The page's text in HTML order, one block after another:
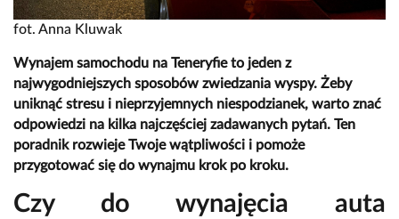
fot. Anna Kluwak
Wynajem samochodu na Teneryfie to jeden z
najwygodniejszych sposobów zwiedzania wyspy. Żeby
uniknąć stresu i nieprzyjemnych niespodzianek, warto znać
odpowiedzi na kilka najczęściej zadawanych pytań. Ten
poradnik rozwieje Twoje wątpliwości i pomoże
przygotować się do wynajmu krok po kroku.
Czy do wynajęcia auta